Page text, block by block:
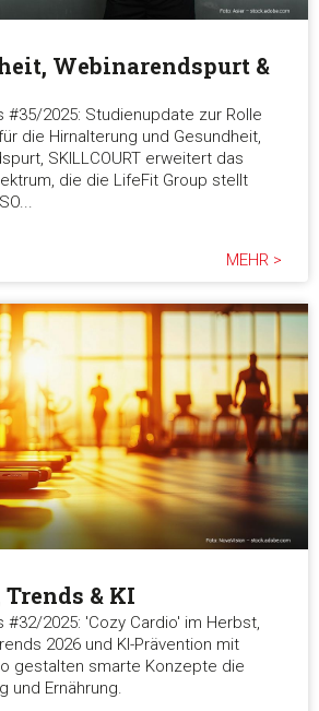
Webinarendspurt &
#35/2025: Studienupdate zur Rolle
die Hirnalterung und Gesundheit,
SKILLCOURT erweitert das
die die LifeFit Group stellt
MEHR >
Trends & KI
#32/2025: 'Cozy Cardio' im Herbst,
2026 und KI-Prävention mit
gestalten smarte Konzepte die
und Ernährung.